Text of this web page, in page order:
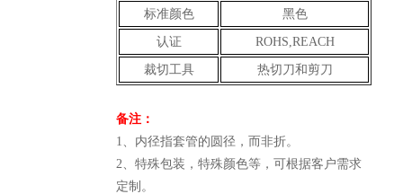
标准颜色 黑色
认证 ROHS,REACH
裁切工具 热切刀和剪刀
备注：
1、内径指套管的圆径，而非折。
2、特殊包装，特殊颜色等，可根据客户需求
定制。